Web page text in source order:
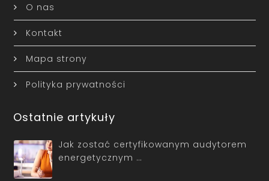
O nas
Kontakt
Mapa strony
Polityka prywatności
Ostatnie artykuły
Jak zostać certyfikowanym audytorem
energetycznym …